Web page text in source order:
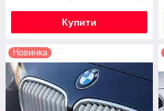
Купити
Новинка